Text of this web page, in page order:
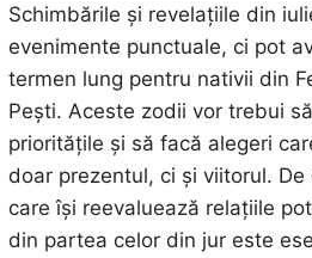
Schimbările și revelațiile din
evenimente punctuale, ci pot
termen lung pentru nativii din
Pești. Aceste zodii vor trebui
prioritățile și să facă alegeri
doar prezentul, ci și viitorul. De
care își reevaluează relațiile
din partea celor din jur este